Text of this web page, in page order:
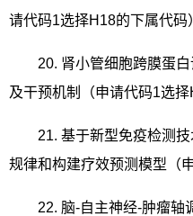
请代码1选择H18的下属代码
20. 肾小管细胞跨膜蛋
及干预机制（申请代码1选择
21. 基于新型免疫检测
规律和构建疗效预测模型（
22. 脑-自主神经-肿瘤轴